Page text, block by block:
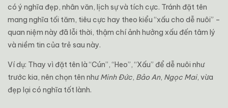
có ý nghĩa đẹp, nhân văn, lịch sự và tích cực. Tránh đặt tên
mang nghĩa tối tăm, tiêu cực hay theo kiểu “xấu cho dễ nuôi” –
quan niệm này đã lỗi thời, thậm chí ảnh hưởng xấu đến tâm lý
và niềm tin của trẻ sau này.
Ví dụ: Thay vì đặt tên là “Cún”, “Heo”, “Xấu” để dễ nuôi như
trước kia, nên chọn tên nhưMinh Đức, Bảo An, Ngọc Mai, vừa
đẹp lại có nghĩa tốt lành.